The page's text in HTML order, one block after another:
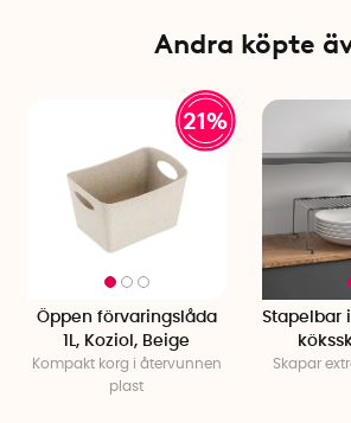
Andra köpte
21%
Öppen förvaringslåda
1L, Koziol, Beige
Kompakt korg i återvunnen
plast
Stapelbar
Skapar